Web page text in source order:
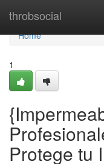
throbsocial
Home
Home
1
Protege tu